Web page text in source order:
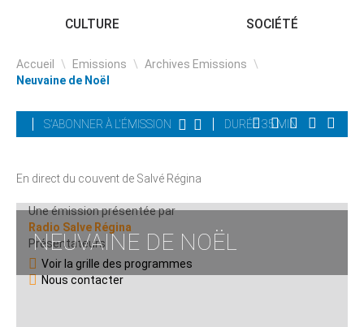
CULTURE SOCIÉTÉ
Accueil \ Emissions \ Archives Emissions \
Neuvaine de Noël
S'ABONNER À L'ÉMISSION DURÉE 35 MIN
NEUVAINE DE NOËL
En direct du couvent de Salvé Régina
Une émission présentée par
Radio Salve Régina
Présentateurs
Voir la grille des programmes
Nous contacter